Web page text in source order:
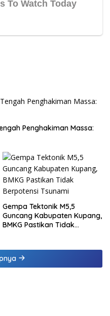
Penghakiman Massa:
Gempa Tektonik M5,5
Guncang Kabupaten Kupang,
BMKG Pastikan Tidak